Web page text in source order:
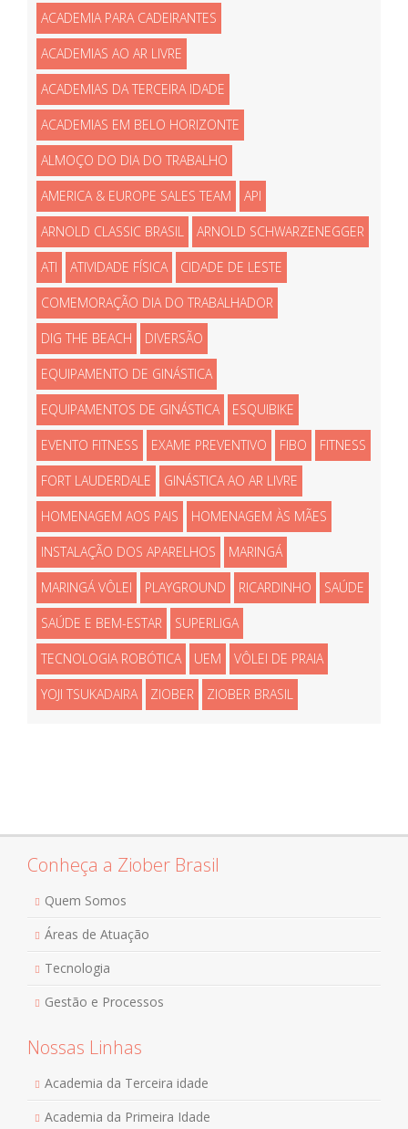
ACADEMIA PARA CADEIRANTES
ACADEMIAS AO AR LIVRE
ACADEMIAS DA TERCEIRA IDADE
ACADEMIAS EM BELO HORIZONTE
ALMOÇO DO DIA DO TRABALHO
AMERICA & EUROPE SALES TEAM API
ARNOLD CLASSIC BRASIL ARNOLD SCHWARZENEGGER
ATI ATIVIDADE FÍSICA CIDADE DE LESTE
COMEMORAÇÃO DIA DO TRABALHADOR
DIG THE BEACH DIVERSÃO
EQUIPAMENTO DE GINÁSTICA
EQUIPAMENTOS DE GINÁSTICA ESQUIBIKE
EVENTO FITNESS EXAME PREVENTIVO FIBO FITNESS
FORT LAUDERDALE GINÁSTICA AO AR LIVRE
HOMENAGEM AOS PAIS HOMENAGEM ÀS MÃES
INSTALAÇÃO DOS APARELHOS MARINGÁ
MARINGÁ VÔLEI PLAYGROUND RICARDINHO SAÚDE
SAÚDE E BEM-ESTAR SUPERLIGA
TECNOLOGIA ROBÓTICA UEM VÔLEI DE PRAIA
YOJI TSUKADAIRA ZIOBER ZIOBER BRASIL
Conheça a Ziober Brasil
Quem Somos
Áreas de Atuação
Tecnologia
Gestão e Processos
Nossas Linhas
Academia da Terceira idade
Academia da Primeira Idade